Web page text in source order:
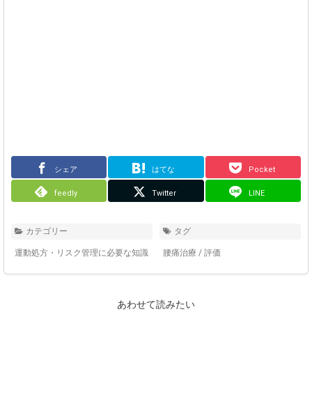
シェア はてな Pocket
feedly Twitter LINE
カテゴリー
運動処方・リスク管理に必要な知識
タグ
腰痛治療 / 評価
あわせて読みたい